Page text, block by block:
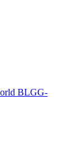
BLGG-